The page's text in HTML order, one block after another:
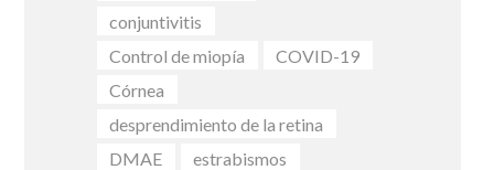
conjuntivitis
Control de miopía
COVID-19
Córnea
desprendimiento de la retina
DMAE
estrabismos